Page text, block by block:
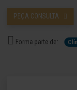
PEÇA CONSULTA
Forma parte de: